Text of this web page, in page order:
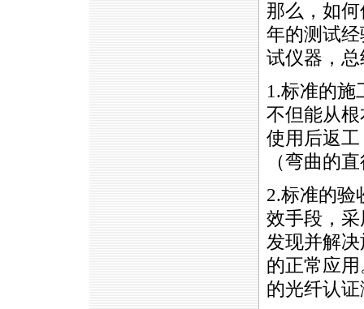
那么，如
年的测试
试仪器，
1.标准的施
不但能从
使用后返
（弯曲的
2.标准的验
效手段，采
发现并解
的正常应
的光纤认